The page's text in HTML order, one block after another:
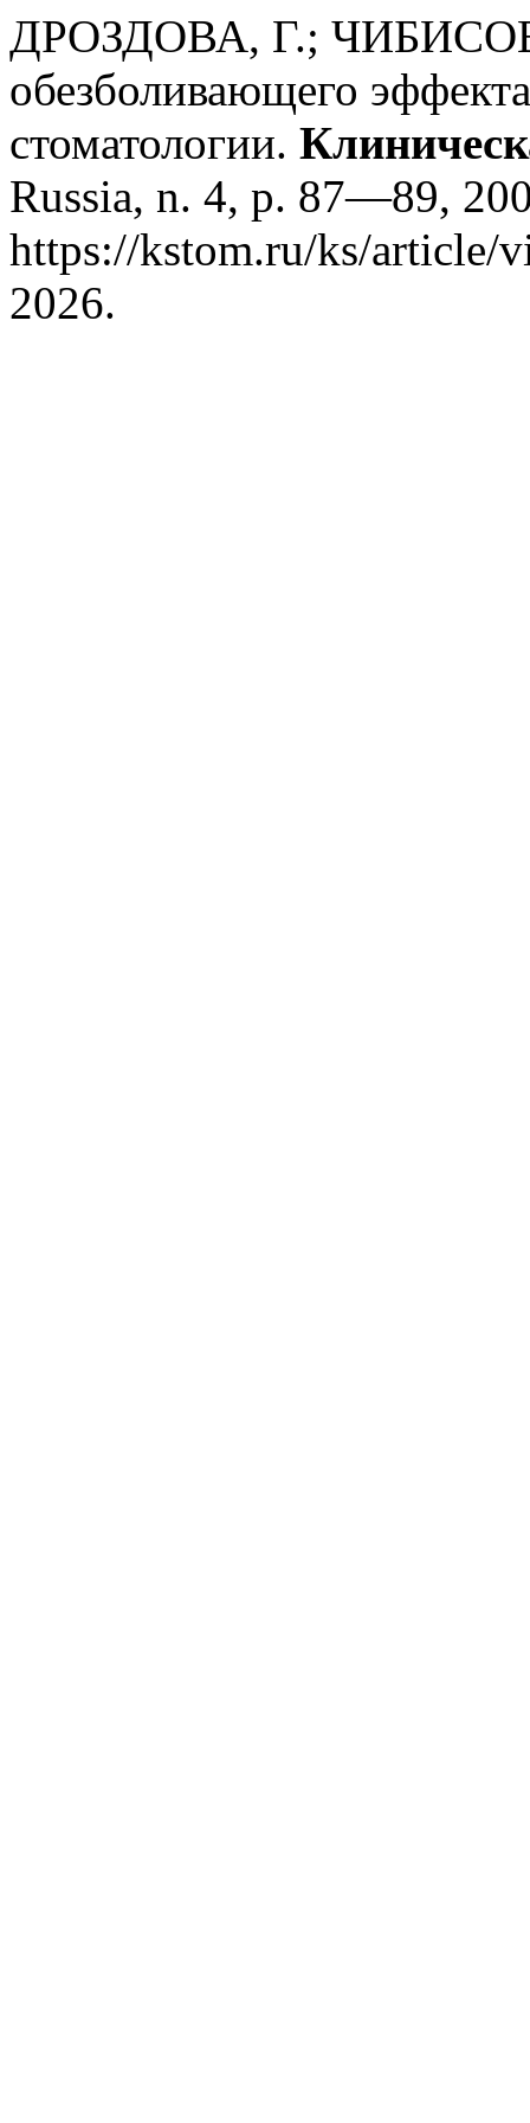
ДРОЗДОВА, Г.;
обезболивающего
стоматологии.
Russia, n. 4, p. 87—89,
https://kstom.ru/ks/article/
2026.